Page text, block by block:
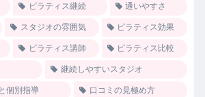
ピラティス継続 通いやすさ
スタジオの雰囲気 ピラティス効果
ピラティス講師 ピラティス比較
継続しやすいスタジオ
個別指導 口コミの見極め方